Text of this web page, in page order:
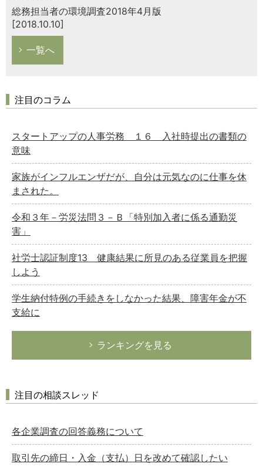
総務担当者の環境調査2018年4月版
[2018.10.10]
一覧へ
注目のコラム
スタートアップの人事労務 １６ 入社時提出の書類の
意味
家族がインフルエンザだが、自分は元気なのに仕事を休
まされた。
令和３年－労災法問３－Ｂ「特別加入者に係る通勤災
害」
社労士認証制度13 健康結果に所見のある従業員を把握
しよう
学生納付特例の手続きをしなかった結果、障害年金が不
支給に
ランキングを見る
注目の相談スレッド
各企業調査の回答義務について
取引先の締日・入金（支払）日を改めて確認したい